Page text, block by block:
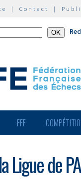
| Contact |
FFE
Ligue de